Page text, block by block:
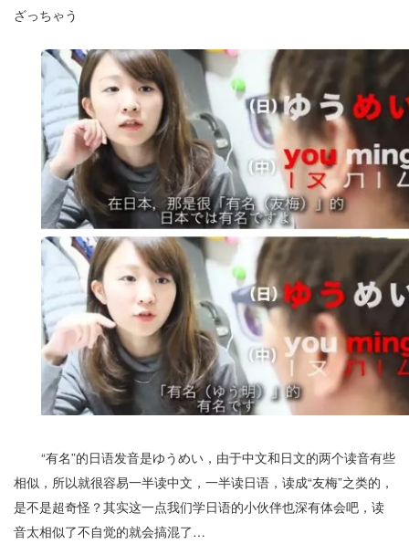
ざっちゃう
“有名”的日语发音是ゆうめい，由于中文和日文的两个读音有些
相似，所以就很容易一半读中文，一半读日语，读成“友梅”之类的，
是不是超奇怪？其实这一点我们学日语的小伙伴也深有体会吧，读
音太相似了不自觉的就会搞混了…